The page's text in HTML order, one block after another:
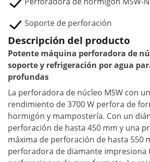
Soporte de perforación
Descripción del producto
Potente máquina perforadora de
soporte y refrigeración por agua
profundas
La perforadora de núcleo MSW con
rendimiento de 3700 W perfora de
hormigón y mampostería. Con un
perforación de hasta 450 mm y una
máxima de perforación de hasta 550
perforadora de diamante impresiona